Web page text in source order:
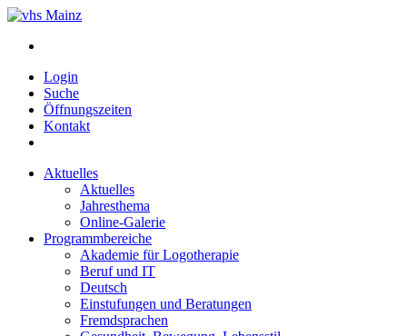
Login
Suche
Öffnungszeiten
Kontakt
Aktuelles
Aktuelles
Jahresthema
Online-Galerie
Programmbereiche
Akademie für Logotherapie
Beruf und IT
Deutsch
Einstufungen und Beratungen
Fremdsprachen